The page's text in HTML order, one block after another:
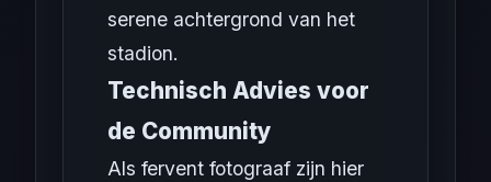
serene achtergrond van het
stadion.
Technisch Advies voor
de Community
Als fervent fotograaf zijn hier